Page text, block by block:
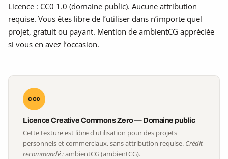
Licence : CC0 1.0 (domaine public). Aucune attribution
requise. Vous êtes libre de l’utiliser dans n’importe quel
projet, gratuit ou payant. Mention de ambientCG appréciée
si vous en avez l’occasion.
CC0
Licence Creative Commons Zero — Domaine public
Cette texture est libre d'utilisation pour des projets
personnels et commerciaux, sans attribution requise. Crédit
recommandé :ambientCG (ambientCG).